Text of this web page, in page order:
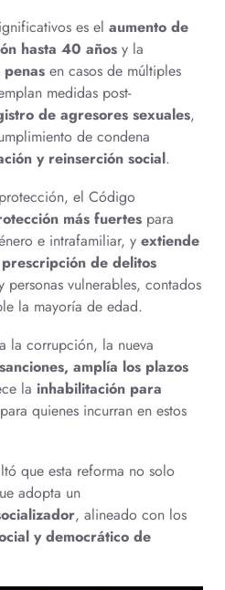
es el aumento de
hasta 40 años y la
en casos de múltiples
medidas post-
de agresores sexuales,
de condena
y reinserción social.
el Código
más fuertes para
e intrafamiliar, y extiende
de delitos
personas vulnerables, contados
la mayoría de edad.
la corrupción, la nueva
amplía los plazos
la inhabilitación para
para quienes incurran en estos
que esta reforma no solo
adopta un
, alineado con los
y democrático de